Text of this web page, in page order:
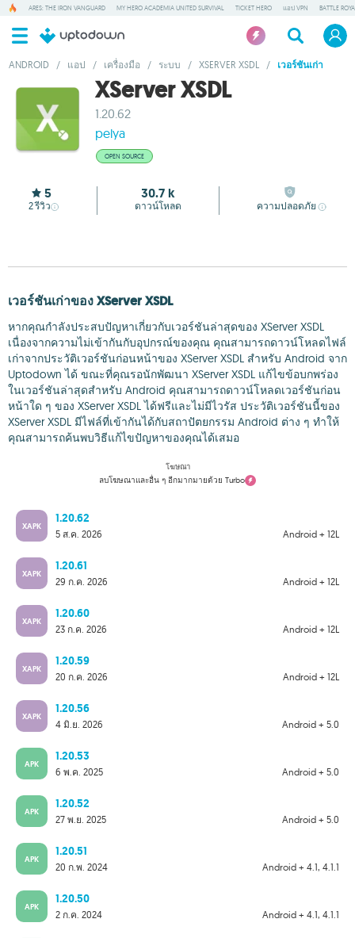
ARES: THE IRON VANGUARD MY HERO ACADEMIA UNITED SURVIVAL TICKET HERO แอป VPN BATTLE
ANDROID / แอป / เครื่องมือ / ระบบ / XSERVER XSDL / เวอร์ชันเก่า
XServer XSDL
1.20.62
pelya
OPEN SOURCE
5
2รีวิว
30.7 k
ดาวน์โหลด ความปลอดภัย
เวอร์ชันเก่าของ XServer XSDL
หากคุณกำลังประสบปัญหาเกี่ยวกับเวอร์ชันล่าสุดของ XServer XSDL
เนื่องจากความไม่เข้ากันกับอุปกรณ์ของคุณ คุณสามารถดาวน์โหลดไฟล์
เก่าจากประวัติเวอร์ชันก่อนหน้าของ XServer XSDL สำหรับ Android จาก
Uptodown ได้ ขณะที่คุณรอนักพัฒนา XServer XSDL แก้ไขข้อบกพร่อง
ในเวอร์ชันล่าสุดสำหรับ Android คุณสามารถดาวน์โหลดเวอร์ชันก่อน
หน้าใด ๆ ของ XServer XSDL ได้ฟรีและไม่มีไวรัส ประวัติเวอร์ชันนี้ของ
XServer XSDL มีไฟล์ที่เข้ากันได้กับสถาปัตยกรรม Android ต่าง ๆ ทำให้
คุณสามารถค้นพบวิธีแก้ไขปัญหาของคุณได้เสมอ
โฆษณา
ลบโฆษณาและอื่น ๆ อีกมากมายด้วย Turbo
XAPK
1.20.62
Android + 12L
5 ส.ค. 2026
XAPK
1.20.61
Android + 12L
29 ก.ค. 2026
XAPK
1.20.60
Android + 12L
23 ก.ค. 2026
XAPK
1.20.59
Android + 12L
20 ก.ค. 2026
XAPK
1.20.56
Android + 5.0
4 มิ.ย. 2026
APK
1.20.53
Android + 5.0
6 พ.ค. 2025
APK
1.20.52
Android + 5.0
27 พ.ย. 2025
APK
1.20.51
Android + 4.1, 4.1.1
20 ก.พ. 2024
APK
1.20.50
Android + 4.1, 4.1.1
2 ก.ค. 2024